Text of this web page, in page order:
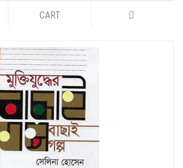
CART